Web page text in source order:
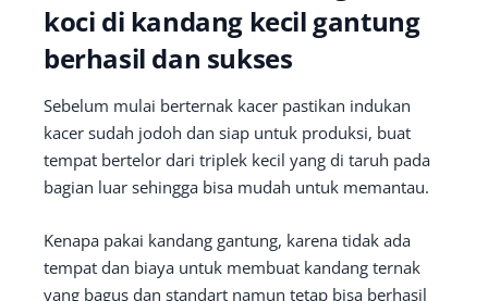
koci di kandang kecil gantung
berhasil dan sukses
Sebelum mulai berternak kacer pastikan indukan
kacer sudah jodoh dan siap untuk produksi, buat
tempat bertelor dari triplek kecil yang di taruh pada
bagian luar sehingga bisa mudah untuk memantau.
Kenapa pakai kandang gantung, karena tidak ada
tempat dan biaya untuk membuat kandang ternak
yang bagus dan standart namun tetap bisa berhasil